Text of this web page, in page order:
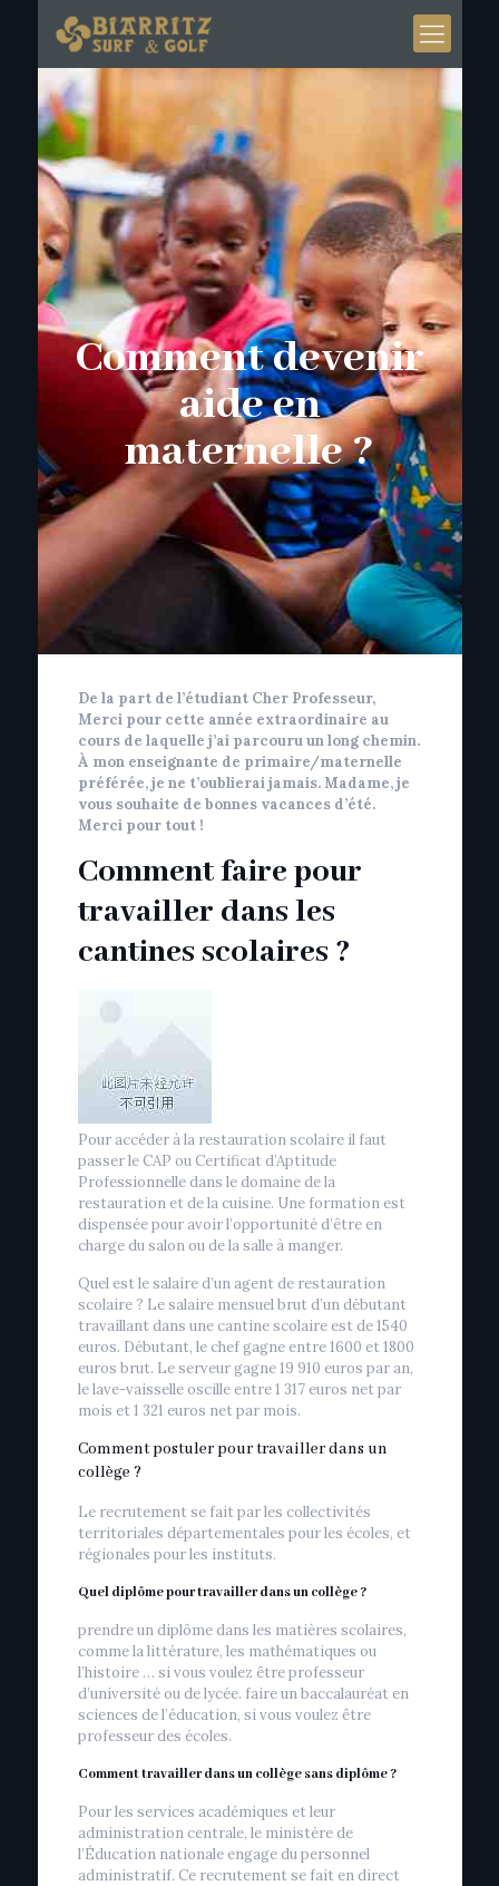
Comment devenir
aide en
maternelle ?
De la part de l’étudiant Cher Professeur,
Merci pour cette année extraordinaire au
cours de laquelle j’ai parcouru un long chemin.
À mon enseignante de primaire/maternelle
préférée, je ne t’oublierai jamais. Madame, je
vous souhaite de bonnes vacances d’été.
Merci pour tout !
Comment faire pour
travailler dans les
cantines scolaires ?
Pour accéder à la restauration scolaire il faut
passer le CAP ou Certificat d’Aptitude
Professionnelle dans le domaine de la
restauration et de la cuisine. Une formation est
dispensée pour avoir l’opportunité d’être en
charge du salon ou de la salle à manger.
Quel est le salaire d’un agent de restauration
scolaire ? Le salaire mensuel brut d’un débutant
travaillant dans une cantine scolaire est de 1540
euros. Débutant, le chef gagne entre 1600 et 1800
euros brut. Le serveur gagne 19 910 euros par an,
le lave-vaisselle oscille entre 1 317 euros net par
mois et 1 321 euros net par mois.
Comment postuler pour travailler dans un
collège ?
Le recrutement se fait par les collectivités
territoriales départementales pour les écoles, et
régionales pour les instituts.
Quel diplôme pour travailler dans un collège ?
prendre un diplôme dans les matières scolaires,
comme la littérature, les mathématiques ou
l’histoire … si vous voulez être professeur
d’université ou de lycée. faire un baccalauréat en
sciences de l’éducation, si vous voulez être
professeur des écoles.
Comment travailler dans un collège sans diplôme ?
Pour les services académiques et leur
administration centrale, le ministère de
l’Éducation nationale engage du personnel
administratif. Ce recrutement se fait en direct